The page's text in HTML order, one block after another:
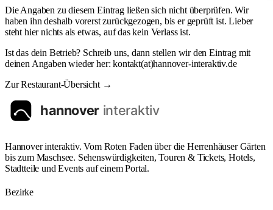
Die Angaben zu diesem Eintrag ließen sich nicht überprüfen. Wir
haben ihn deshalb vorerst zurückgezogen, bis er geprüft ist. Lieber
steht hier nichts als etwas, auf das kein Verlass ist.
Ist das dein Betrieb? Schreib uns, dann stellen wir den Eintrag mit
deinen Angaben wieder her:kontakt(at)@
hannover-interaktiv.de
Zur Restaurant-Übersicht →
Hannover interaktiv. Vom Roten Faden über die Herrenhäuser Gärten
bis zum Maschsee. Sehenswürdigkeiten, Touren & Tickets, Hotels,
Stadtteile und Events auf einem Portal.
Bezirke